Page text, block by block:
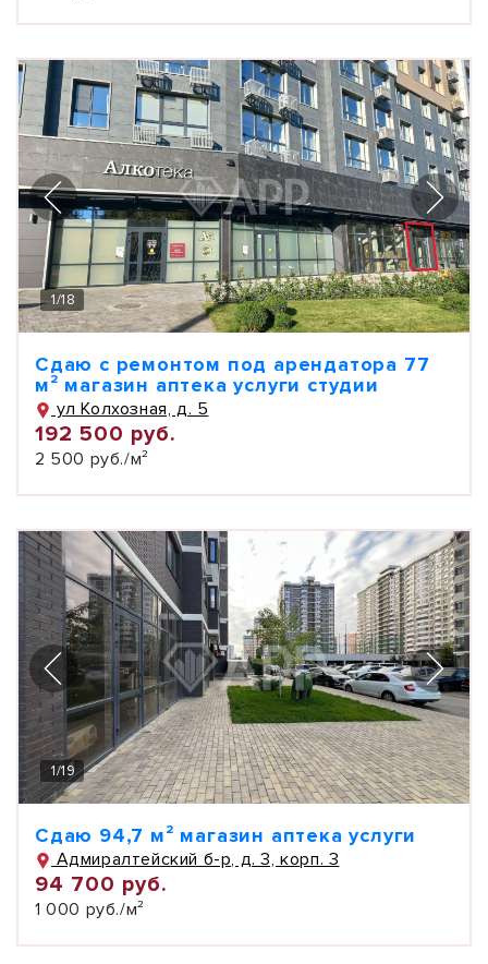
1/18
Сдаю с ремонтом под арендатора 77
м² магазин аптека услуги студии
ул Колхозная, д. 5
192 500 руб.
2 500 руб./м²
1/19
Сдаю 94,7 м² магазин аптека услуги
Адмиралтейский б-р, д. 3, корп. 3
94 700 руб.
1 000 руб./м²